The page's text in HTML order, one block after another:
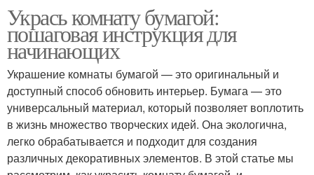
Укрась комнату бумагой:
пошаговая инструкция для
начинающих
Украшение комнаты бумагой — это оригинальный и
доступный способ обновить интерьер. Бумага — это
универсальный материал, который позволяет воплотить
в жизнь множество творческих идей. Она экологична,
легко обрабатывается и подходит для создания
различных декоративных элементов. В этой статье мы